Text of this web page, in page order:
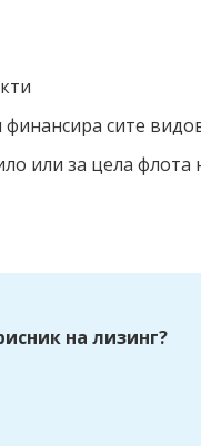
сите
или за цела флота
на лизинг?